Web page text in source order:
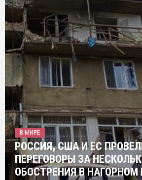
В МИРЕ
РОССИЯ, США И ЕС
ПЕРЕГОВОРЫ ЗА
ОБОСТРЕНИЯ В НАГОРНОМ